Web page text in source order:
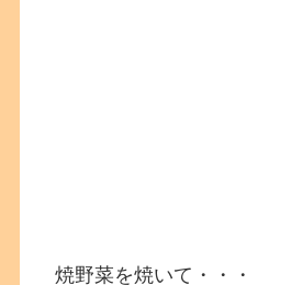
焼野菜を焼いて・・・